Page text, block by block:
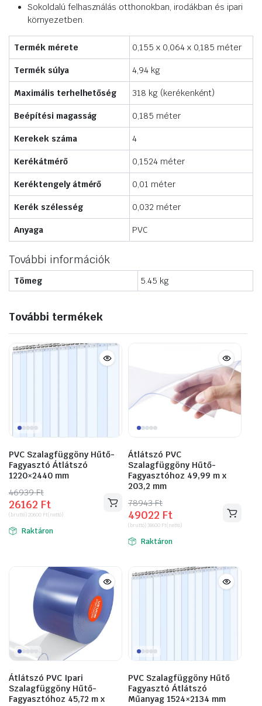
Sokoldalú felhasználás otthonokban, irodákban és ipari
környezetben.
Termék mérete 0,155 x 0,064 x 0,185 méter
Termék súlya 4,94 kg
Maximális terhelhetőség 318 kg (kerékenként)
Beépítési magasság 0,185 méter
Kerekek száma 4
Kerékátmérő 0,1524 méter
Keréktengely átmérő 0,01 méter
Kerék szélesség 0,032 méter
Anyaga PVC
További információk
Tömeg 5.45 kg
További termékek
PVC Szalagfüggöny Hűtő-
Fagyasztó Átlátszó
1220×2440 mm
46939Ft
Original
price
was:
46939 Ft.
26162 Ft
Current
price
is:
26162 Ft.
(bruttó)20600 Ft(nettó)
Raktáron
Átlátszó PVC
Szalagfüggöny Hűtő-
Fagyasztóhoz 49,99 m x
203,2 mm
78943Ft
Original
price
was:
78943 Ft.
49022 Ft
Current
price
is:
49022 Ft.
(bruttó)38600 Ft(nettó)
Raktáron
Átlátszó PVC Ipari
Szalagfüggöny Hűtő-
Fagyasztóhoz 45,72 m x
PVC Szalagfüggöny Hűtő
Fagyasztó Átlátszó
Műanyag 1524×2134 mm